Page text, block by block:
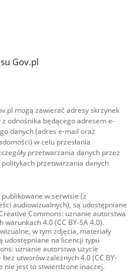
Gov.pl
mogą zawierać adresy skrzynek
odnośnika będącego adresem e-
danych (adres e-mail oraz
w celu przesłania
przetwarzania danych przez
przetwarzania danych
w serwisie (z
audiowizualnych), są udostępniane
Commons: uznanie autorstwa
warunkach 4.0 (CC BY-SA 4.0).
w tym zdjęcia, materiały
udostępniane na licencji typu
uznanie autorstwa użycie
utworów zależnych 4.0 (CC BY-
nie jest to stwierdzone inaczej.